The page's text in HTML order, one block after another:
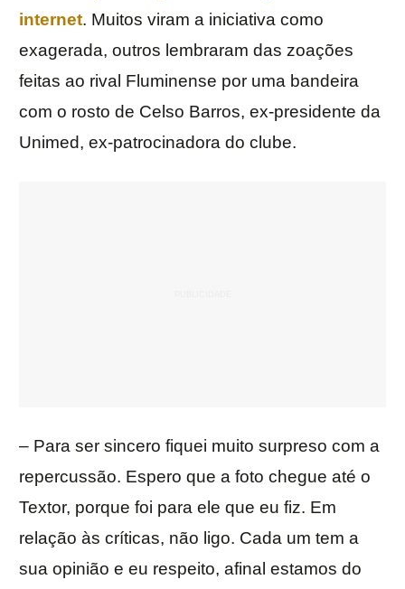
internet. Muitos viram a iniciativa como
exagerada, outros lembraram das zoações
feitas ao rival Fluminense por uma bandeira
com o rosto de Celso Barros, ex-presidente da
Unimed, ex-patrocinadora do clube.
– Para ser sincero fiquei muito surpreso com a
repercussão. Espero que a foto chegue até o
Textor, porque foi para ele que eu fiz. Em
relação às críticas, não ligo. Cada um tem a
sua opinião e eu respeito, afinal estamos do